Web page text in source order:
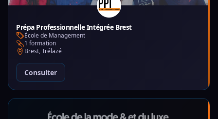
Prépa Professionnelle Intégrée Brest
École de Management
1 formation
Brest, Trélazé
Consulter